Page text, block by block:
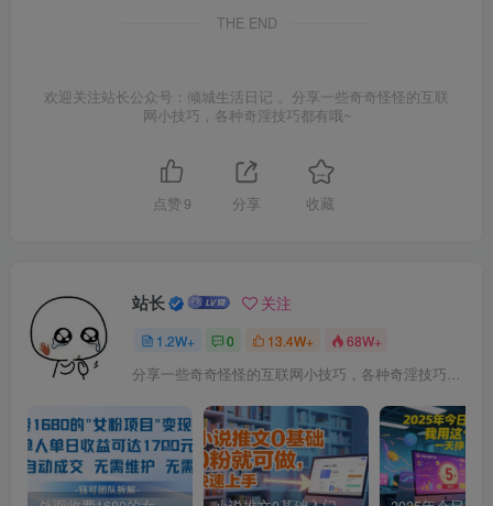
THE END
欢迎关注站长公众号：倾城生活日记 。分享一些奇奇怪怪的互联
网小技巧，各种奇淫技巧都有哦~
点赞 9 分享 收藏
站长 关注
1.2W+ 0 13.4W+ 68W+
分享一些奇奇怪怪的互联网小技巧，各种奇淫技巧都在本站。